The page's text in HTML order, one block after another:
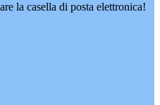
la casella di posta elettronica!